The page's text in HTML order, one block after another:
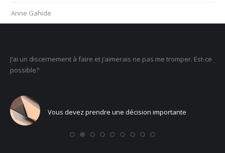
Anne Gahide
j’aimerais ne pas me tromper. Est-ce
une décision importante
Je ne sais pas ce que je veux
Vous voulez trouver